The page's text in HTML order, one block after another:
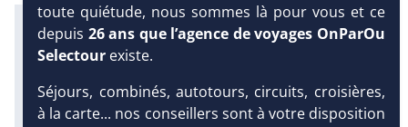
Infos météo :
29 °C
121 mm
28 °C
Infos plages :
Distance
< 100 m
Long.
Longueur
:
toute quiétude, nous sommes là pour vous et ce
depuis 26 ans que l’agence de voyages OnParOu
Selectour existe.
Séjours, combinés, autotours, circuits, croisières,
à la carte... nos conseillers sont à votre disposition